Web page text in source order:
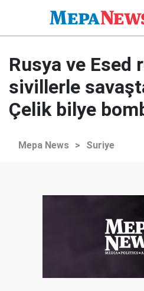
Rusya ve Esed
sivillerle
Çelik bilye
Mepa News > Suriye